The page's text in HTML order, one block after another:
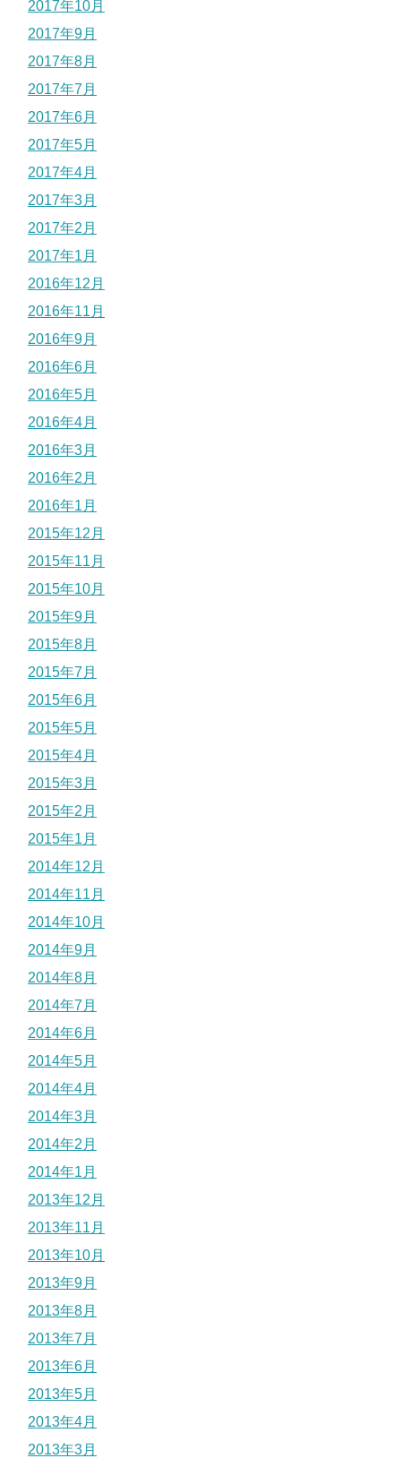
2017年10月
2017年9月
2017年8月
2017年7月
2017年6月
2017年5月
2017年4月
2017年3月
2017年2月
2017年1月
2016年12月
2016年11月
2016年9月
2016年6月
2016年5月
2016年4月
2016年3月
2016年2月
2016年1月
2015年12月
2015年11月
2015年10月
2015年9月
2015年8月
2015年7月
2015年6月
2015年5月
2015年4月
2015年3月
2015年2月
2015年1月
2014年12月
2014年11月
2014年10月
2014年9月
2014年8月
2014年7月
2014年6月
2014年5月
2014年4月
2014年3月
2014年2月
2014年1月
2013年12月
2013年11月
2013年10月
2013年9月
2013年8月
2013年7月
2013年6月
2013年5月
2013年4月
2013年3月